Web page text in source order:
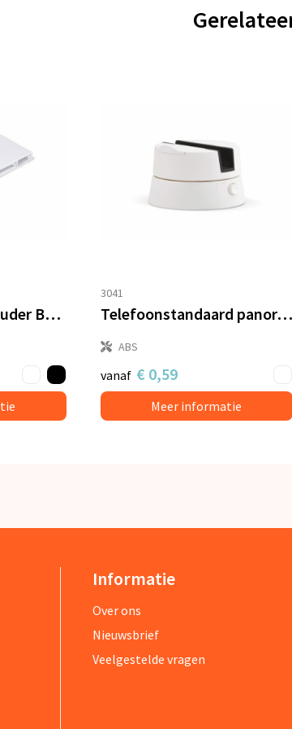
R-ABS Telefoonhouder Bureau Opvouwbaar en Draagbaar
3041
Telefoonstandaard panorama
ABS
vanaf € 0,59
Meer informatie
Informatie
Over ons
Nieuwsbrief
Veelgestelde vragen